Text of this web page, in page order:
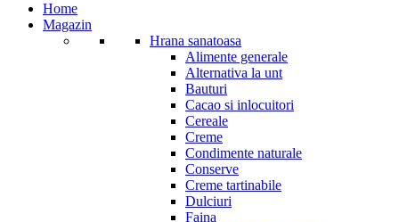
Home
Magazin
Hrana sanatoasa
Alimente generale
Alternativa la unt
Bauturi
Cacao si inlocuitori
Cereale
Creme
Condimente naturale
Conserve
Creme tartinabile
Dulciuri
Faina